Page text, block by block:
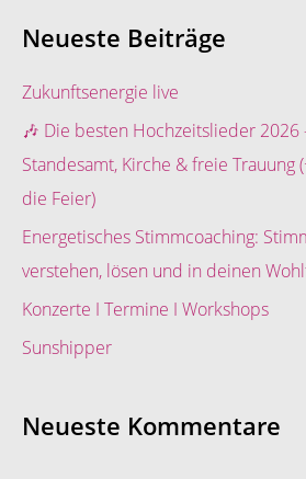
h
e
n
n
a
c
Neueste Beiträge
Zukunftsenergie live
🎶 Die besten Hochzeitslieder 2026
Standesamt, Kirche & freie Trauung
die Feier)
Energetisches Stimmcoaching:
verstehen, lösen und in deinen
Konzerte I Termine I Workshops
Sunshipper
Neueste Kommentare